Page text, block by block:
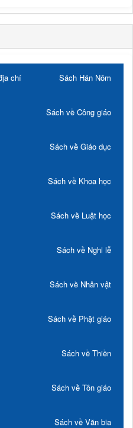
chí Sách Hán Nôm
Sách về Công giáo
Sách về Giáo dục
Sách về Khoa học
Sách về Luật học
Sách về Nghi lễ
Sách về Nhân vật
Sách về Phật giáo
Sách về Thiền
Sách về Tôn giáo
Sách về Văn bia